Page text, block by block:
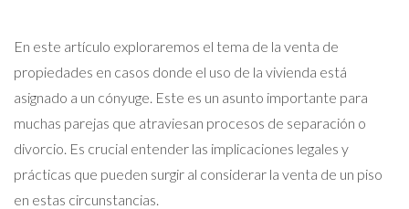
En este artículo exploraremos el tema de la venta de
propiedades en casos donde el uso de la vivienda está
asignado a un cónyuge. Este es un asunto importante para
muchas parejas que atraviesan procesos de separación o
divorcio. Es crucial entender las implicaciones legales y
prácticas que pueden surgir al considerar la venta de un piso
en estas circunstancias.